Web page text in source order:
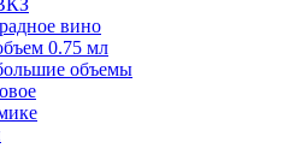
вино
0.75 мл
объемы